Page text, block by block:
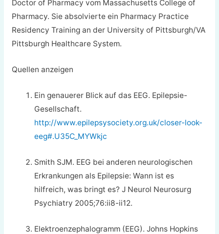
Doctor of Pharmacy vom Massachusetts College of
Pharmacy. Sie absolvierte ein Pharmacy Practice
Residency Training an der University of Pittsburgh/VA
Pittsburgh Healthcare System.
Quellen anzeigen
Ein genauerer Blick auf das EEG. Epilepsie-
Gesellschaft.
http://www.epilepsysociety.org.uk/closer-look-
eeg#.U35C_MYWkjc
Smith SJM. EEG bei anderen neurologischen
Erkrankungen als Epilepsie: Wann ist es
hilfreich, was bringt es? J Neurol Neurosurg
Psychiatry 2005;76:ii8-ii12.
Elektroenzephalogramm (EEG). Johns Hopkins